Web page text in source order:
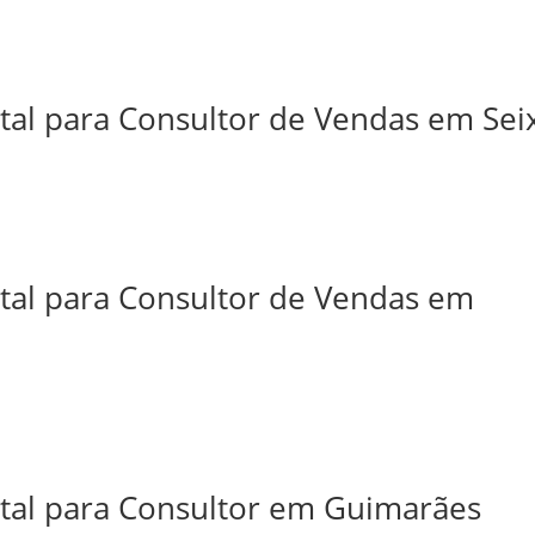
para Consultor de Vendas em
para Consultor de Vendas em
para Consultor em Guimarães